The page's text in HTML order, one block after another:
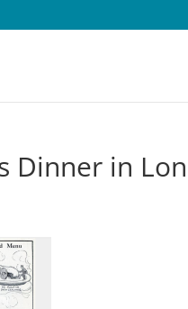
Dinner in